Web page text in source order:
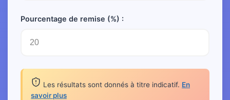
Pourcentage de remise (%) :
Les résultats sont donnés à titre indicatif. En
savoir plus